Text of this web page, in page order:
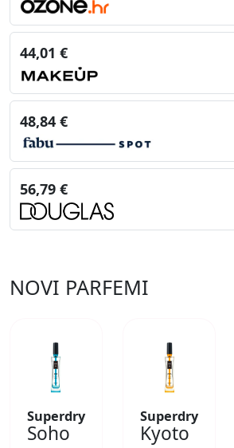
44,01 €
48,84 €
56,79 €
NOVI PARFEMI
Superdry
Soho
Superdry
Kyoto